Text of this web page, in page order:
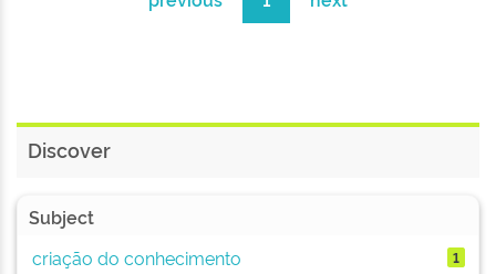
Discover
Subject
criação do conhecimento
1